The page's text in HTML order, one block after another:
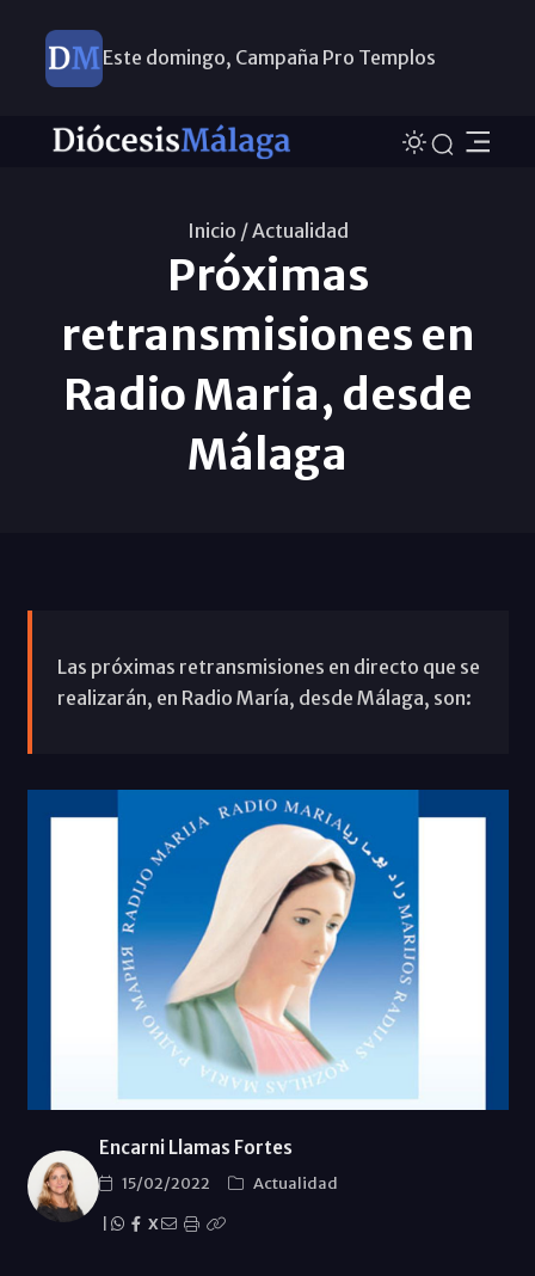
Este domingo, Campaña Pro Templos
Inicio /Actualidad
Próximas
retransmisiones en
Radio María, desde
Málaga
Las próximas retransmisiones en directo que se
realizarán, en Radio María, desde Málaga, son:
Encarni Llamas Fortes
15/02/2022
Actualidad
X